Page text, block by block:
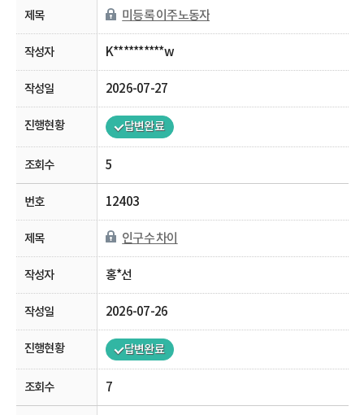
미등록 이주노동자
K**********w
2026-07-27
답변완료
5
12403
인구수 차이
홍*선
2026-07-26
답변완료
7